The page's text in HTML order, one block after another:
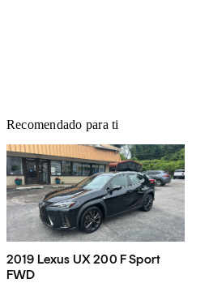
Recomendado para ti
2019 Lexus UX 200 F Sport
FWD